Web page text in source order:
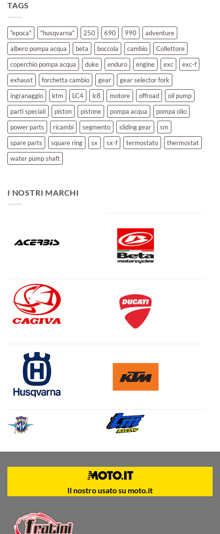
TAGS
"epoca" "husqvarna" 250 690 990
adventure
albero pompa acqua
beta boccola cambio
Collettore
coperchio pompa acqua
duke enduro engine exc
exc-f
exhaust
forchetta cambio gear
gear selector fork
ingranaggio
ktm LC4 lc8 motore offroad
oil pump
parti speciali
piston pistone pompa acqua
pompa olio
power parts
ricambi segmento sliding gear
sm
spare parts
square ring sx sx-f termostato
thermostat
water pump shaft
I NOSTRI MARCHI
Il nostro usato su moto.it